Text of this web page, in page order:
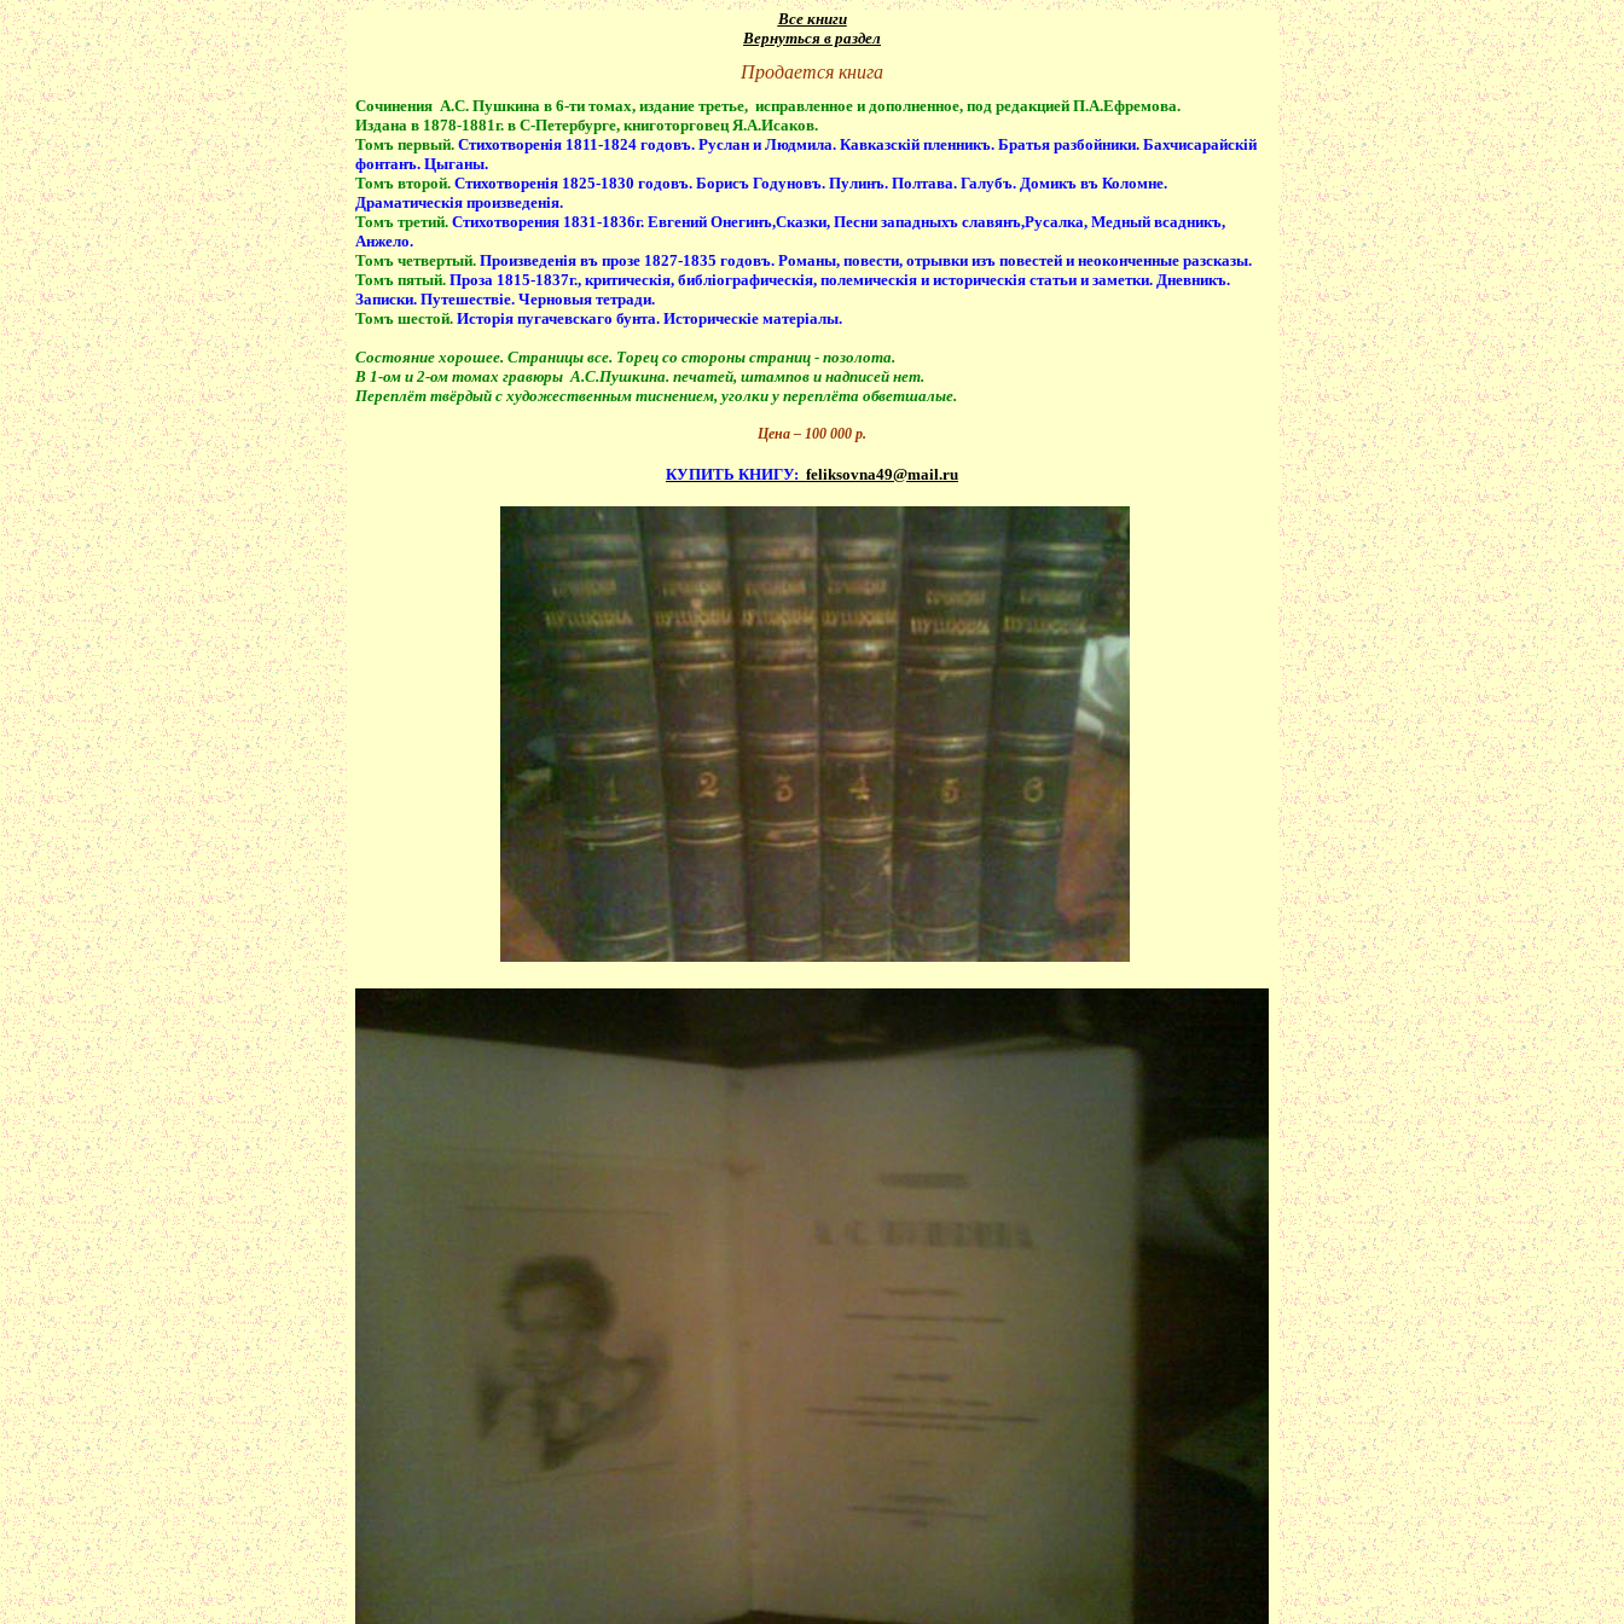
Все книги
Вернуться в раздел
Продается книга
Сочинения А.С. Пушкина в 6-ти томах, издание третье, исправленное и дополненное, под редакцией П.А.Ефремова.
Издана в 1878-1881г. в С-Петербурге, книготорговец Я.А.Исаков.
Томъ первый.Стихотворенiя 1811-1824 годовъ. Руслан и Людмила. Кавказскiй пленникъ. Братья разбойники. Бахчисарайскiй
фонтанъ. Цыганы.
Томъ второй.Стихотворенiя 1825-1830 годовъ. Борисъ Годуновъ. Пулинъ. Полтава. Галубъ. Домикъ въ Коломне.
Драматическiя произведенiя.
Томъ третий.Стихотворения 1831-1836г. Евгений Онегинъ,Сказки, Песни западныхъ славянъ,Русалка, Медный всадникъ,
Анжело.
Томъ четвертый.Произведенiя въ прозе 1827-1835 годовъ. Романы, повести, отрывки изъ повестей и неоконченные разсказы.
Томъ пятый.Проза 1815-1837г., критическiя, библiографическiя, полемическiя и историческiя статьи и заметки. Дневникъ.
Записки. Путешествiе. Черновыя тетради.
Томъ шестой.Исторiя пугачевскаго бунта. Историческiе матерiалы.
Состояние хорошее. Страницы все. Торец со стороны страниц - позолота.
В 1-ом и 2-ом томах гравюры А.С.Пушкина. печатей, штампов и надписей нет.
Переплёт твёрдый с художественным тиснением, уголки у переплёта обветшалые.
Цена – 100 000 р.
КУПИТЬ КНИГУ: feliksovna49@mail.ru